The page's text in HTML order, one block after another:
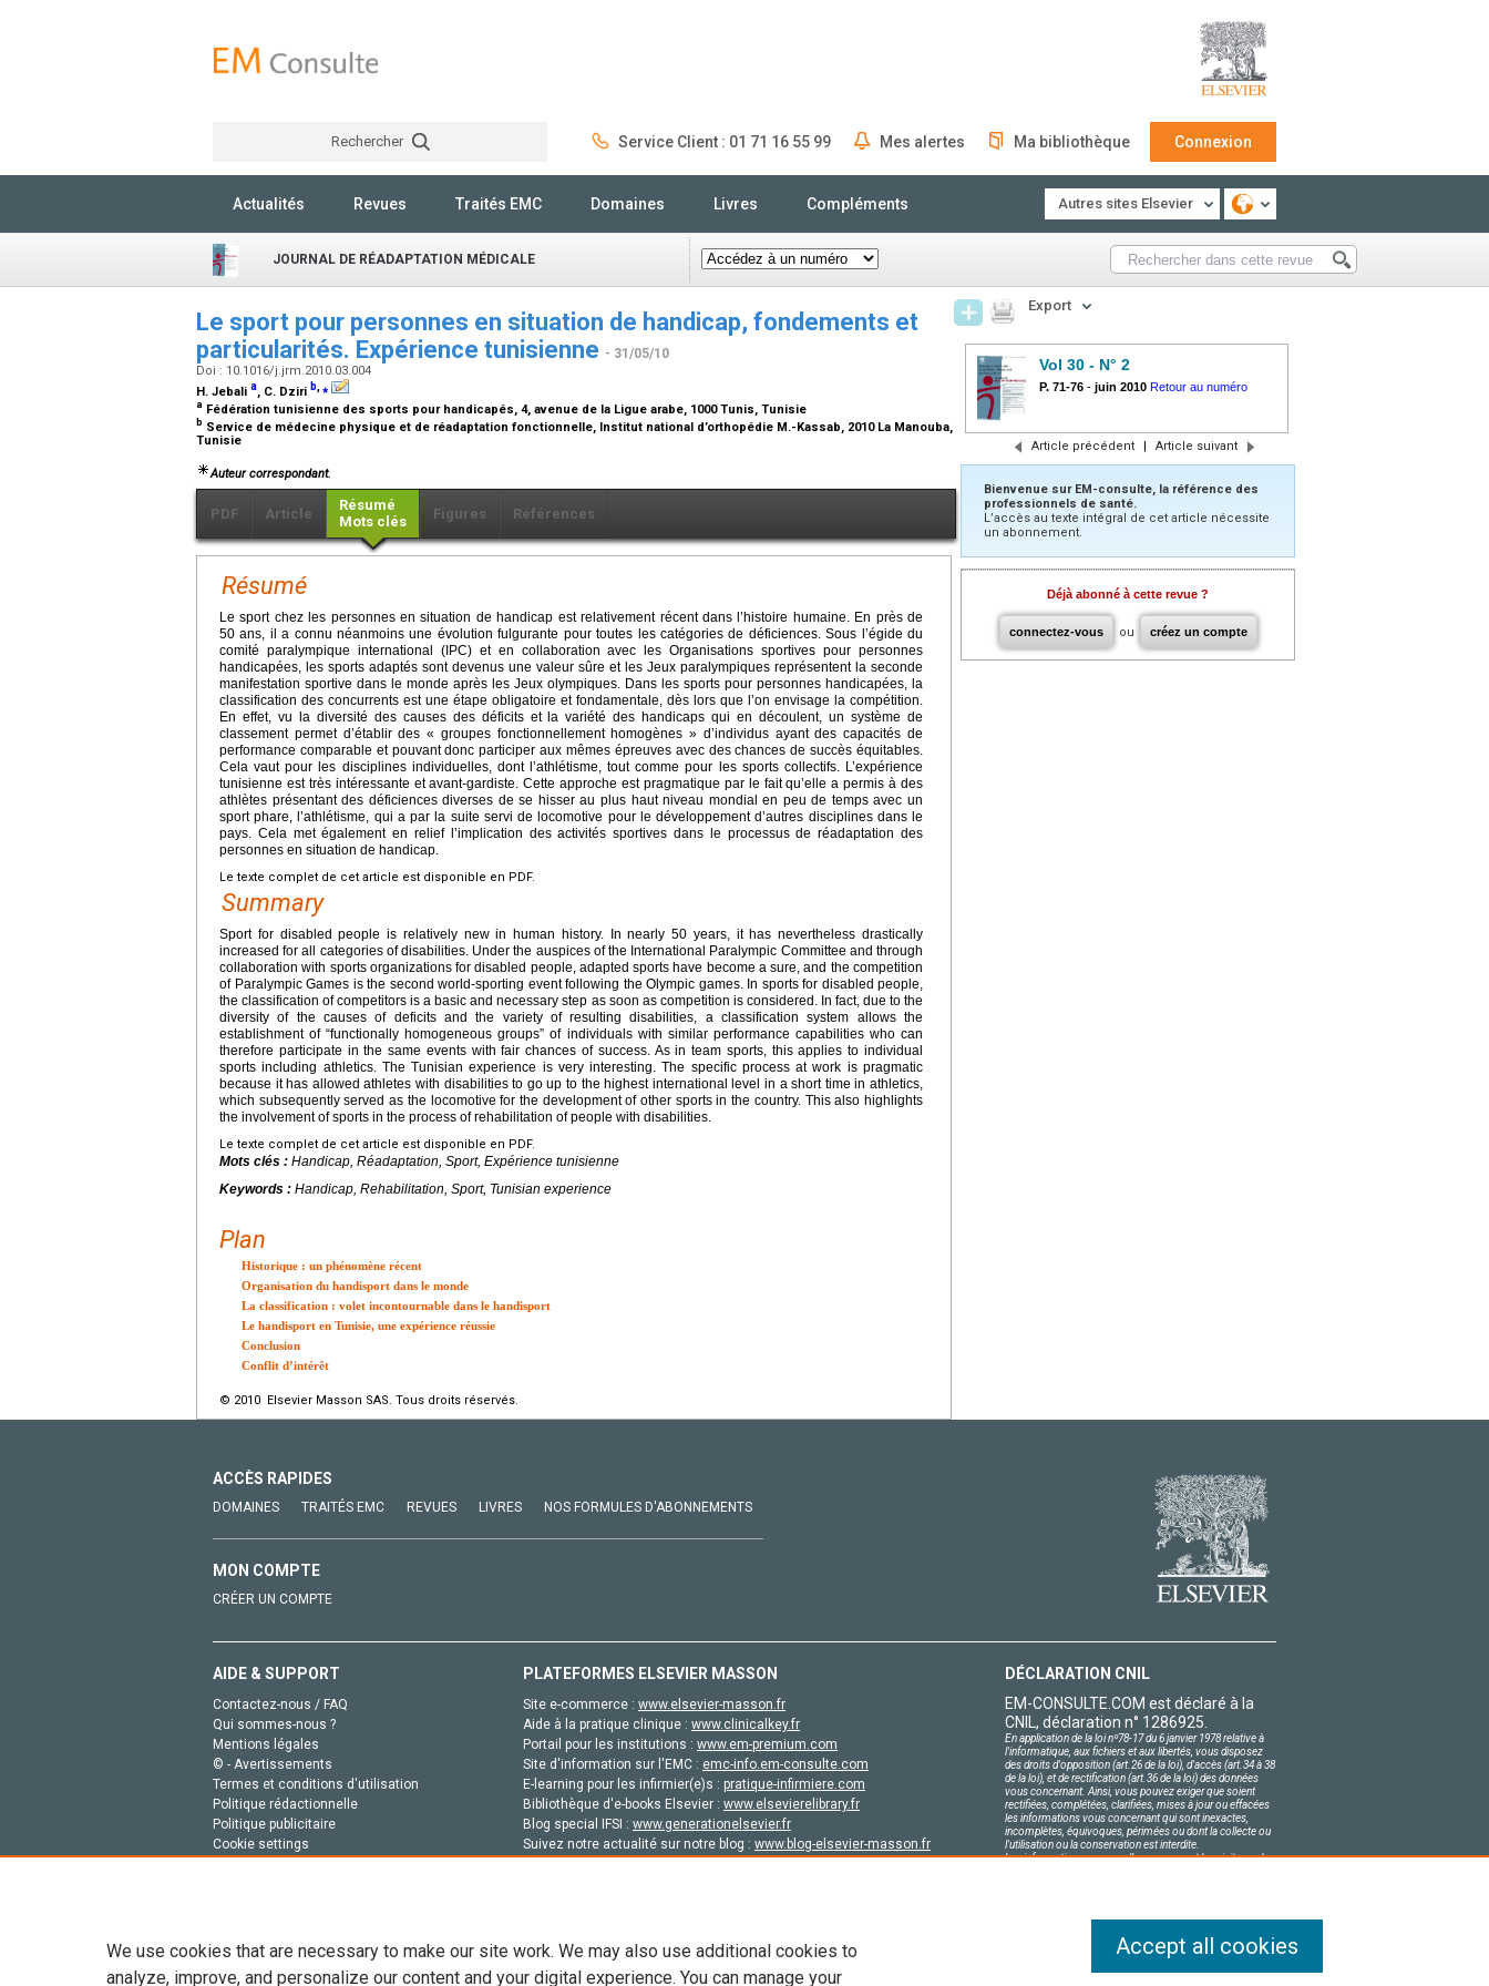
Rechercher Service Client : 01 71 16 55 99 Mes alertes Ma bibliothèque Connexion
Actualités Revues Traités EMC Domaines Livres Compléments Autres sites Elsevier
JOURNAL DE RÉADAPTATION MÉDICALE
Le sport pour personnes en situation de handicap, fondements et
particularités. Expérience tunisienne - 31/05/10
Doi : 10.1016/j.jrm.2010.03.004
H. Jebali a, C. Dziri b,⁎
a Fédération tunisienne des sports pour handicapés, 4, avenue de la Ligue arabe, 1000 Tunis, Tunisie
b Service de médecine physique et de réadaptation fonctionnelle, Institut national d’orthopédie M.-Kassab, 2010 La Manouba,
Tunisie
Auteur correspondant.
PDF Article
Résumé
Mots clés
Figures Références
Résumé
Le sport chez les personnes en situation de handicap est relativement récent dans l’histoire humaine. En près de
50 ans, il a connu néanmoins une évolution fulgurante pour toutes les catégories de déficiences. Sous l’égide du
comité paralympique international (IPC) et en collaboration avec les Organisations sportives pour personnes
handicapées, les sports adaptés sont devenus une valeur sûre et les Jeux paralympiques représentent la seconde
manifestation sportive dans le monde après les Jeux olympiques. Dans les sports pour personnes handicapées, la
classification des concurrents est une étape obligatoire et fondamentale, dès lors que l’on envisage la compétition.
En effet, vu la diversité des causes des déficits et la variété des handicaps qui en découlent, un système de
classement permet d’établir des « groupes fonctionnellement homogènes » d’individus ayant des capacités de
performance comparable et pouvant donc participer aux mêmes épreuves avec des chances de succès équitables.
Cela vaut pour les disciplines individuelles, dont l’athlétisme, tout comme pour les sports collectifs. L’expérience
tunisienne est très intéressante et avant-gardiste. Cette approche est pragmatique par le fait qu’elle a permis à des
athlètes présentant des déficiences diverses de se hisser au plus haut niveau mondial en peu de temps avec un
sport phare, l’athlétisme, qui a par la suite servi de locomotive pour le développement d’autres disciplines dans le
pays. Cela met également en relief l’implication des activités sportives dans le processus de réadaptation des
personnes en situation de handicap.
Le texte complet de cet article est disponible en PDF.
Summary
Sport for disabled people is relatively new in human history. In nearly 50 years, it has nevertheless drastically
increased for all categories of disabilities. Under the auspices of the International Paralympic Committee and through
collaboration with sports organizations for disabled people, adapted sports have become a sure, and the competition
of Paralympic Games is the second world-sporting event following the Olympic games. In sports for disabled people,
the classification of competitors is a basic and necessary step as soon as competition is considered. In fact, due to the
diversity of the causes of deficits and the variety of resulting disabilities, a classification system allows the
establishment of “functionally homogeneous groups” of individuals with similar performance capabilities who can
therefore participate in the same events with fair chances of success. As in team sports, this applies to individual
sports including athletics. The Tunisian experience is very interesting. The specific process at work is pragmatic
because it has allowed athletes with disabilities to go up to the highest international level in a short time in athletics,
which subsequently served as the locomotive for the development of other sports in the country. This also highlights
the involvement of sports in the process of rehabilitation of people with disabilities.
Le texte complet de cet article est disponible en PDF.
Mots clés : Handicap, Réadaptation, Sport, Expérience tunisienne
Keywords : Handicap, Rehabilitation, Sport, Tunisian experience
Plan
Historique : un phénomène récent
Organisation du handisport dans le monde
La classification : volet incontournable dans le handisport
Le handisport en Tunisie, une expérience réussie
Conclusion
Conflit d’intérêt
© 2010 Elsevier Masson SAS. Tous droits réservés.
Export
Vol 30 - N° 2
P. 71-76 - juin 2010 Retour au numéro
Article précédent | Article suivant
Bienvenue sur EM-consulte, la référence des
professionnels de santé.
L’accès au texte intégral de cet article nécessite
un abonnement.
Déjà abonné à cette revue ?
connectez-vous ou créez un compte
ACCÈS RAPIDES
DOMAINES TRAITÉS EMC REVUES LIVRES NOS FORMULES D'ABONNEMENTS
MON COMPTE
CRÉER UN COMPTE
AIDE & SUPPORT
Contactez-nous / FAQ
Qui sommes-nous ?
Mentions légales
© - Avertissements
Termes et conditions d'utilisation
Politique rédactionnelle
Politique publicitaire
Cookie settings
PLATEFORMES ELSEVIER MASSON
Site e-commerce : www.elsevier-masson.fr
Aide à la pratique clinique : www.clinicalkey.fr
Portail pour les institutions : www.em-premium.com
Site d'information sur l'EMC : emc-info.em-consulte.com
E-learning pour les infirmier(e)s : pratique-infirmiere.com
Bibliothèque d'e-books Elsevier : www.elsevierelibrary.fr
Blog special IFSI : www.generationelsevier.fr
Suivez notre actualité sur notre blog : www.blog-elsevier-masson.fr
DÉCLARATION CNIL
EM-CONSULTE.COM est déclaré à la
CNIL, déclaration n° 1286925.
En application de la loi nº78-17 du 6 janvier 1978 relative à
l'informatique, aux fichiers et aux libertés, vous disposez
des droits d'opposition (art.26 de la loi), d'accès (art.34 à 38
de la loi), et de rectification (art.36 de la loi) des données
vous concernant. Ainsi, vous pouvez exiger que soient
rectifiées, complétées, clarifiées, mises à jour ou effacées
les informations vous concernant qui sont inexactes,
incomplètes, équivoques, périmées ou dont la collecte ou
l'utilisation ou la conservation est interdite.
Les informations personnelles concernant les visiteurs de
We use cookies that are necessary to make our site work. We may also use additional cookies to
analyze, improve, and personalize our content and your digital experience. You can manage your
Accept all cookies